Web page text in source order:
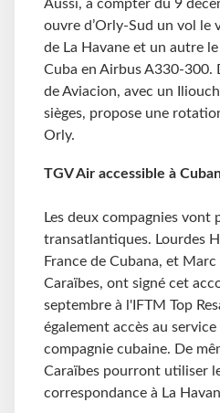
Aussi, à compter du 9
ouvre d’Orly-Sud un vol le
de La Havane et un autre
Cuba en Airbus A330-300.
de Aviacion, avec un
sièges, propose une
Orly.
TGV Air accessible à
Les deux compagnies vont
transatlantiques. Lourdes
France de Cubana, et
Caraïbes, ont signé cet
septembre à l'IFTM Top
également accès au service
compagnie cubaine. De
Caraïbes pourront utiliser
correspondance à La